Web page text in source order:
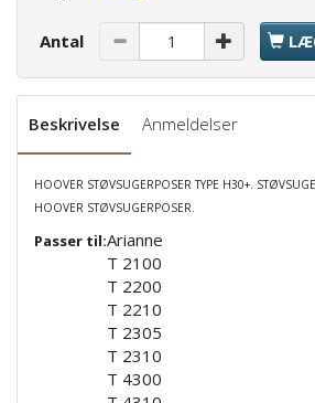
Antal
Beskrivelse Anmeldelser
HOOVER STØVSUGERPOSER TYPE H30+.
HOOVER STØVSUGERPOSER.
Passer til:Arianne
T 2100
T 2200
T 2210
T 2305
T 2310
T 4300